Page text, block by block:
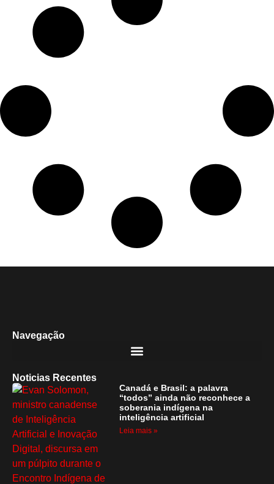
Navegação
Noticias Recentes
Canadá e Brasil: a palavra
“todos” ainda não reconhece a
soberania indígena na
inteligência artificial
Leia mais »